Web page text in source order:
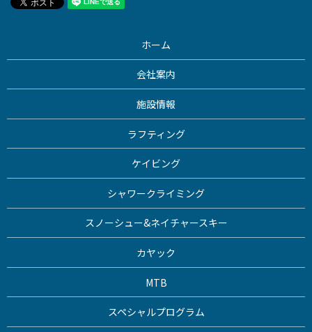
ホーム
会社案内
施設情報
ラフティング
ケイビング
シャワークライミング
スノーシュー&ネイチャースキー
カヤック
MTB
スペシャルプログラム